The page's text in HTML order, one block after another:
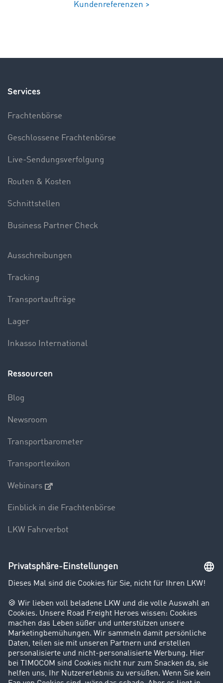
Kundenreferenzen >
Services
Frachtenbörse
Geschlossene Frachtenbörse
Live-Sendungsverfolgung
Routen & Kosten
Schnittstellen
Business Partner Check
Ausschreibungen
Tracking
Transportaufträge
Lager
Inkasso International
Ressourcen
Blog
Newsroom
Transportbarometer
Transportlexikon
Webinars
Einblick in die Frachtenbörse
LKW Fahrverbot
Unternehmen
Kunden werben Kunden
Success Stories
Karriere
Support